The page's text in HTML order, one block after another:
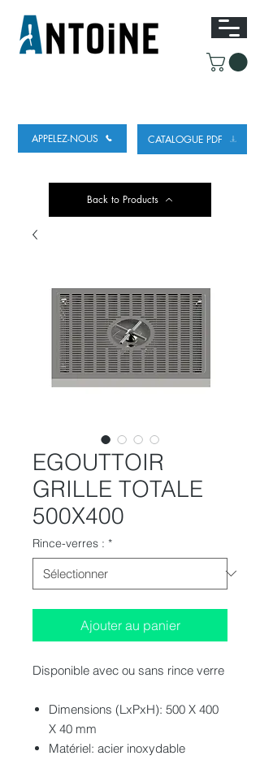
APPELEZ-NOUS CATALOGUE PDF
Back to Products
EGOUTTOIR
GRILLE TOTALE
500X400
Rince-verres : *
Ajouter au panier
Disponible avec ou sans rince verre
Dimensions (LxPxH): 500 X 400
X 40 mm
Matériel: acier inoxydable